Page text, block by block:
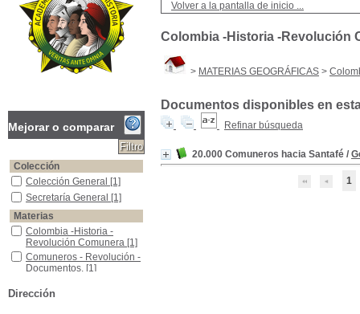
Volver a la pantalla de inicio ...
Colombia -Historia -Revolución
> MATERIAS GEOGRÁFICAS >
Documentos disponibles en
Refinar búsqueda
20.000 Comuneros hacia Santafé /
1
Mejorar o comparar
Colección
Colección General
Colección General [1]
Secretaría General
Secretaría General [1]
Materias
Colombia -Historia -Revolución Comunera
Colombia -Historia -
Revolución Comunera [1]
Comuneros - Revolución - Documentos.
Comuneros - Revolución -
Documentos. [1]
Documentos
Dirección